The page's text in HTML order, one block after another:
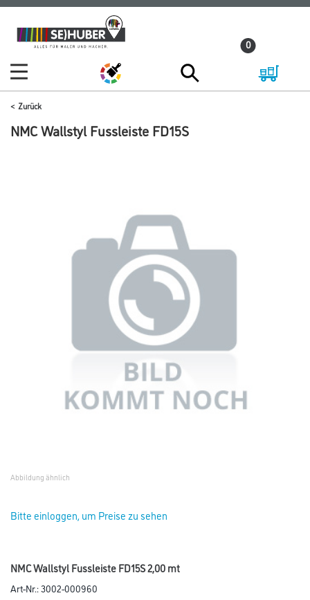
Zum
Inhalt
Zum
Navigationsmenü
0
Zurück
NMC Wallstyl Fussleiste FD15S
Abbildung ähnlich
Bitte einloggen, um Preise zu sehen
NMC Wallstyl Fussleiste FD15S 2,00 mt
Art-Nr.:3002-000960